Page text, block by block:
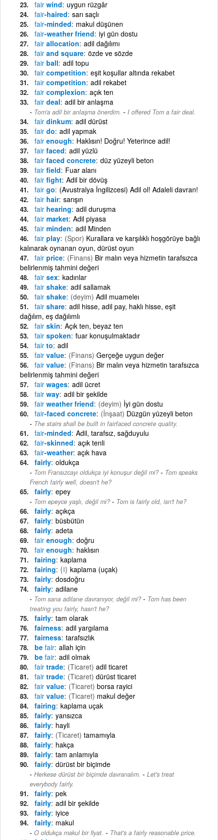
fair wind uygun rüzgâr
fair-haired sarı saçlı
fair-minded makul düşünen
fair-weather friend iyi gün dostu
fair allocation adil dağılımı
fair and square özde ve sözde
fair ball adil topu
fair competition eşit koşullar altında rekabet
fair competition adil rekabet
fair complexion açık ten
fair deal adil bir anlaşma
Tom'a adil bir anlaşma önerdim. - I offered Tom a fair deal.
fair dinkum adil dürüst
fair do adil yapmak
fair enough Haklısın! Doğru! Yeterince adil!
fair faced adil yüzlü
fair faced concrete düz yüzeyli beton
fair field Fuar alanı
fair fight Adil bir dövüş
fair go (Avustralya İngilizcesi) Adil ol! Adaleli davran!
fair hair sarışın
fair hearing adil duruşma
fair market Adil piyasa
fair minden adil Minden
fair play (Spor) Kurallara ve karşılıklı hoşgörüye bağlı
kalınarak oynanan oyun, dürüst oyun
fair price (Finans) Bir malın veya hizmetin tarafsızca
belirlenmiş tahmini değeri
fair sex kadınlar
fair shake adil sallamak
fair shake (deyim) Adil muameleı
fair share adil hisse, adil pay, haklı hisse, eşit
dağılım, eş dağılımlı
fair skin Açık ten, beyaz ten
fair spoken fuar konuşulmaktadır
fair to adil
fair value (Finans) Gerçeğe uygun değer
fair value (Finans) Bir malın veya hizmetin tarafsızca
belirlenmiş tahmini değeri
fair wages adil ücret
fair way adil bir şekilde
fair weather friend (deyim) İyi gün dostu
fair-faced concrete (İnşaat) Düzgün yüzeyli beton
The stairs shall be built in fairfaced concrete quality.
fair-minded Adil, tarafsız, sağduyulu
fair-skinned açık tenli
fair-weather açık hava
fairly oldukça
Tom Fransızcayı oldukça iyi konuşur değil mi? - Tom speaks
French fairly well, doesn't he?
fairly epey
Tom epeyce yaşlı, değil mi? - Tom is fairly old, isn't he?
fairly açıkça
fairly büsbütün
fairly adeta
fair enough doğru
fair enough haklısın
fairing kaplama
fairing {i} kaplama (uçak)
fairly dosdoğru
fairly adilane
Tom sana adilane davranıyor, değil mi? - Tom has been
treating you fairly, hasn't he?
fairly tam olarak
fairness adil yargılama
fairness tarafsızlık
be fair allah için
be fair adil olmak
fair trade (Ticaret) adil ticaret
fair trade (Ticaret) dürüst ticaret
fair value (Ticaret) borsa rayici
fair value (Ticaret) makul değer
fairing kaplama uçak
fairly yansızca
fairly hayli
fairly (Ticaret) tamamıyla
fairly hakça
fairly tam anlamıyla
fairly dürüst bir biçimde
Herkese dürüst bir biçimde davranalım. - Let's treat
everybody fairly.
fairly pek
fairly adil bir şekilde
fairly iyice
fairly makul
O oldukça makul bir fiyat. - That's a fairly reasonable price.